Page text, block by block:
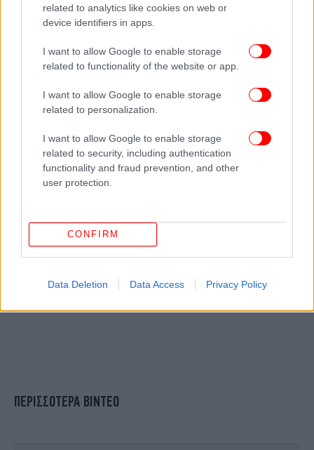
related to analytics like cookies on web or
device identifiers in apps.
I want to allow Google to enable storage
related to functionality of the website or app.
I want to allow Google to enable storage
related to personalization.
I want to allow Google to enable storage
related to security, including authentication
functionality and fraud prevention, and other
user protection.
CONFIRM
Data Deletion Data Access Privacy Policy
ξύσμα από ένα λεμόνι ήπορτοκάλι(ακέρωτα),
ταιριάζουν και τα δύο πολύ και με την σοκολάτα και
ΠΕΡΙΣΣΟΤΕΡΑ ΒΙΝΤΕΟ